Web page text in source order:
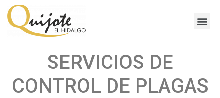
SERVICIOS DE
CONTROL DE PLAGAS